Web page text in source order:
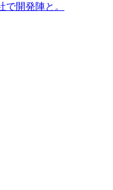
で開発陣と。